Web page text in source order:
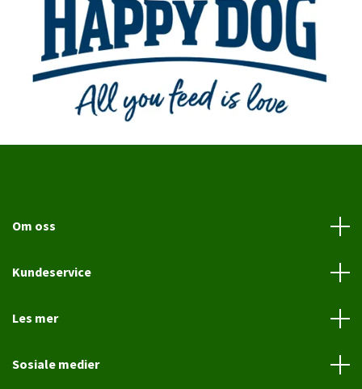
Om oss
Kundeservice
Les mer
Sosiale medier